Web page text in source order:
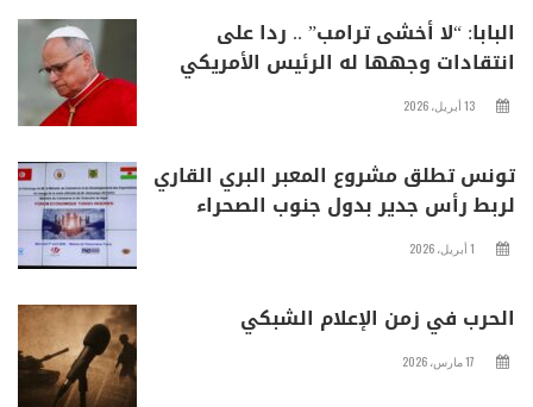
البابا: “لا أخشى ترامب” .. ردا على
انتقادات وجهها له الرئيس الأمريكي
13 أبريل، 2026
تونس تطلق مشروع المعبر البري القاري
لربط رأس جدير بدول جنوب الصحراء
1 أبريل، 2026
الحرب في زمن الإعلام الشبكي
17 مارس، 2026